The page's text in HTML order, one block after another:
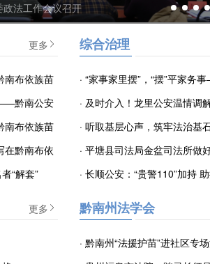
政法工作会议召开
更多
布依族苗
黔南公安
布依族苗
黔南布依
“解套”
综合治理
· “家事家里摆”，“摆”平家务
纠纷多元化解工作法
· 及时介入！龙里公安温情调
· 听取基层心声，筑牢法治
开展人大代表走访联络工作
· 平塘县司法局金盆司法所做
矛盾纠纷
· 长顺公安：“贵警110”加持
更多 黔南州法学会
· 黔南州“法援护苗”进社区专